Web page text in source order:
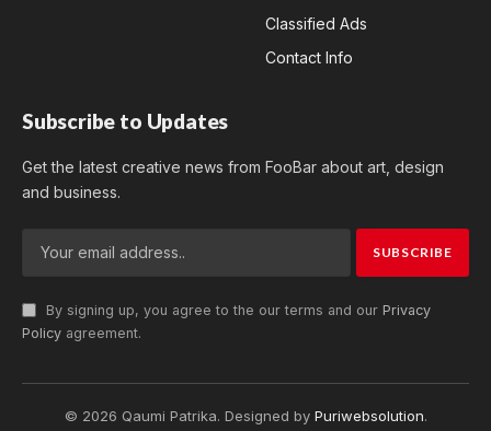
Classified Ads
Contact Info
Subscribe to Updates
Get the latest creative news from FooBar about art, design
and business.
By signing up, you agree to the our terms and our Privacy
Policy agreement.
© 2026 Qaumi Patrika. Designed by Puriwebsolution.